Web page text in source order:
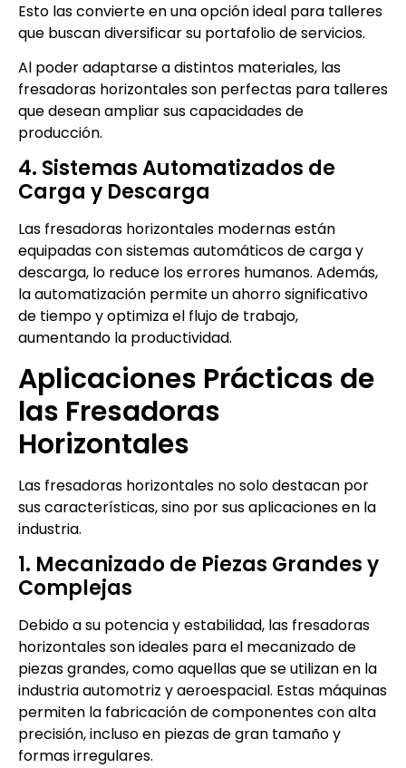
Esto las convierte en una opción ideal para talleres
que buscan diversificar su portafolio de servicios.
Al poder adaptarse a distintos materiales, las
fresadoras horizontales son perfectas para talleres
que desean ampliar sus capacidades de
producción.
4. Sistemas Automatizados de
Carga y Descarga
Las fresadoras horizontales modernas están
equipadas con sistemas automáticos de carga y
descarga, lo reduce los errores humanos. Además,
la automatización permite un ahorro significativo
de tiempo y optimiza el flujo de trabajo,
aumentando la productividad.
Aplicaciones Prácticas de
las Fresadoras
Horizontales
Las fresadoras horizontales no solo destacan por
sus características, sino por sus aplicaciones en la
industria.
1. Mecanizado de Piezas Grandes y
Complejas
Debido a su potencia y estabilidad, las fresadoras
horizontales son ideales para el mecanizado de
piezas grandes, como aquellas que se utilizan en la
industria automotriz y aeroespacial. Estas máquinas
permiten la fabricación de componentes con alta
precisión, incluso en piezas de gran tamaño y
formas irregulares.